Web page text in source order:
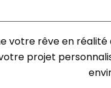
votre rêve en
projet